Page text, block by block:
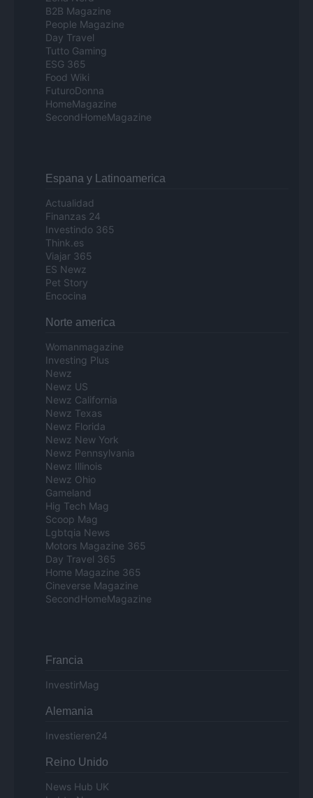
B2B Magazine
People Magazine
Day Travel
Tutto Gaming
ESG 365
Food Wiki
FuturoDonna
HomeMagazine
SecondHomeMagazine
Espana y Latinoamerica
Actualidad
Finanzas 24
Investindo 365
Think.es
Viajar 365
ES Newz
Pet Story
Encocina
Norte america
Womanmagazine
Investing Plus
Newz
Newz US
Newz California
Newz Texas
Newz Florida
Newz New York
Newz Pennsylvania
Newz Illinois
Newz Ohio
Gameland
Hig Tech Mag
Scoop Mag
Lgbtqia News
Motors Magazine 365
Day Travel 365
Home Magazine 365
Cineverse Magazine
SecondHomeMagazine
Francia
InvestirMag
Alemania
Investieren24
Reino Unido
News Hub UK